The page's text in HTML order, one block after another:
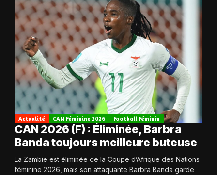
Actualité CAN Féminine 2026 Football Féminin
CAN 2026 (F) : Éliminée, Barbra
Banda toujours meilleure buteuse
La Zambie est éliminée de la Coupe d’Afrique des Nations
féminine 2026, mais son attaquante Barbra Banda garde